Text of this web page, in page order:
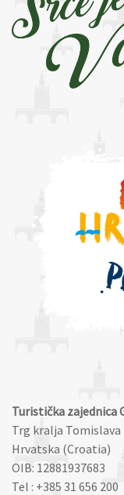
Turistička zajednica
Trg kralja Tomislava
Hrvatska (Croatia)
OIB: 12881937683
Tel : +385 31 656 200